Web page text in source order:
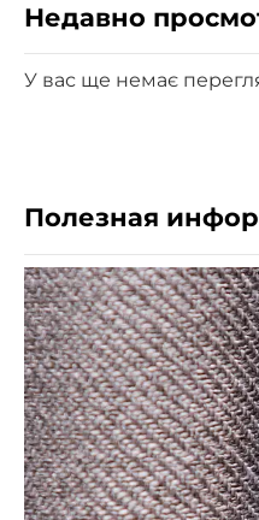
Недавно
У вас ще немає
Полезная